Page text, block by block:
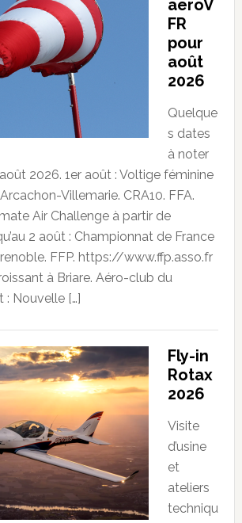
aeroV
FR
pour
août
2026
Quelque
s dates
à noter
2026. 1er août : Voltige féminine
Villemarie. CRA10. FFA.
Air Challenge à partir de
2 août : Championnat de France
FFP. https://www.ffp.asso.fr
à Briare. Aéro-club du
: Nouvelle […]
Fly-in
Rotax
2026
Visite
d’usine
et
ateliers
techniqu